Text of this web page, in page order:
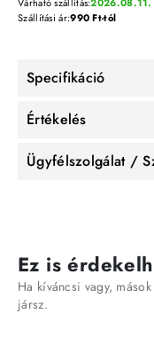
Szállítási ár:990 Ft-tól
Specifikáció
Értékelés
Ügyfélszolgálat /
Ez is
Ha kíváncsi vagy,
jársz.